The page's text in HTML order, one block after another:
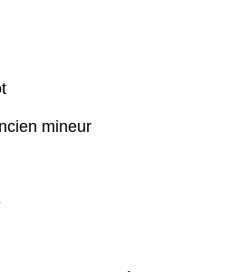
mineur